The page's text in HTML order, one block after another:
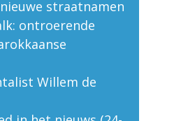
straatnamen
ontroerende
Willem de